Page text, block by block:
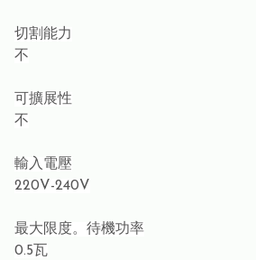
切割能力
不
可擴展性
不
輸入電壓
220V-240V
最大限度。待機功率
0.5瓦